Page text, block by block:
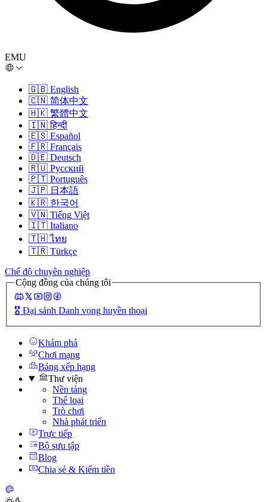
EMU
🇬🇧 English
🇨🇳 简体中文
🇭🇰 繁體中文
🇮🇳 हिन्दी
🇪🇸 Español
🇫🇷 Français
🇩🇪 Deutsch
🇷🇺 Русский
🇵🇹 Português
🇯🇵 日本語
🇰🇷 한국어
🇻🇳 Tiếng Việt
🇮🇹 Italiano
🇹🇭 ไทย
🇹🇷 Türkçe
Chế độ chuyên nghiệp
Cộng đồng của chúng tôi
🎖️ Đại sảnh Danh vọng huyền thoại
Khám phá
Chơi mạng
Bảng xếp hạng
Thư viện
Nền tảng
Thể loại
Trò chơi
Nhà phát triển
Trực tiếp
Bộ sưu tập
Blog
Chia sẻ & Kiếm tiền